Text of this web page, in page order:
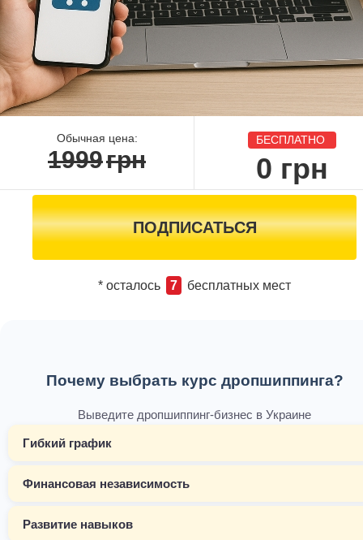
Обычная цена:
1999грн
БЕСПЛАТНО
0 грн
ПОДПИСАТЬСЯ
* осталось 7 бесплатных мест
Почему выбрать курс дропшиппинга?
Выведите дропшиппинг-бизнес в Украине
Гибкий график
Финансовая независимость
Развитие навыков